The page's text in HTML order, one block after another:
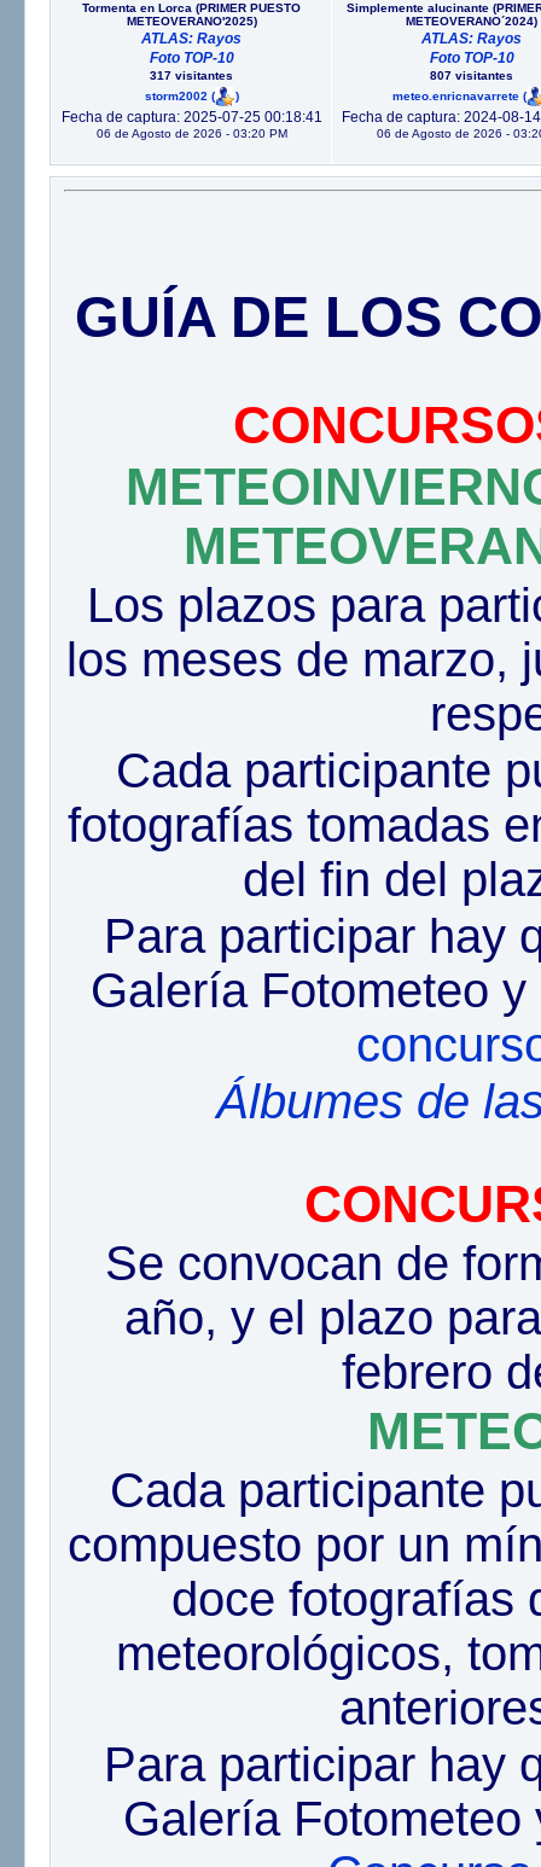
Tormenta en Lorca (PRIMER PUESTO
METEOVERANO'2025)
ATLAS: Rayos
Foto TOP-10
317 visitantes
storm2002 ( )
Fecha de captura: 2025-07-25 00:18:41
06 de Agosto de 2026 - 03:20 PM
Simplemente alucinante
METEOVERANO´2024)
ATLAS: Rayos
Foto TOP-10
807 visitantes
meteo.enricnavarrete (
Fecha de captura: 2024-08-
06 de Agosto de 2026 -
GUÍA DE LOS
Los plazos para
los meses de marzo,
Cada participante
fotografías tomadas
del fin del
Para participar hay
Galería Fotometeo
Álbumes de
Se convocan de
año, y el plazo
febrero
Cada participante
compuesto por un
doce fotografías
meteorológicos,
Para participar hay
Galería